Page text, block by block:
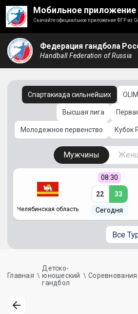
Мобильное приложение
Скачайте официальное приложение ФГР из
Федерация гандбола
Handball Federation of Russia
Спартакиада сильнейших
Высшая лига
Молодежное первенство Кубок
Мужчины
Челябинская область
08:30
22 33
Сегодня
Все
Главная
Детско-
юношеский
гандбол
Соревнования